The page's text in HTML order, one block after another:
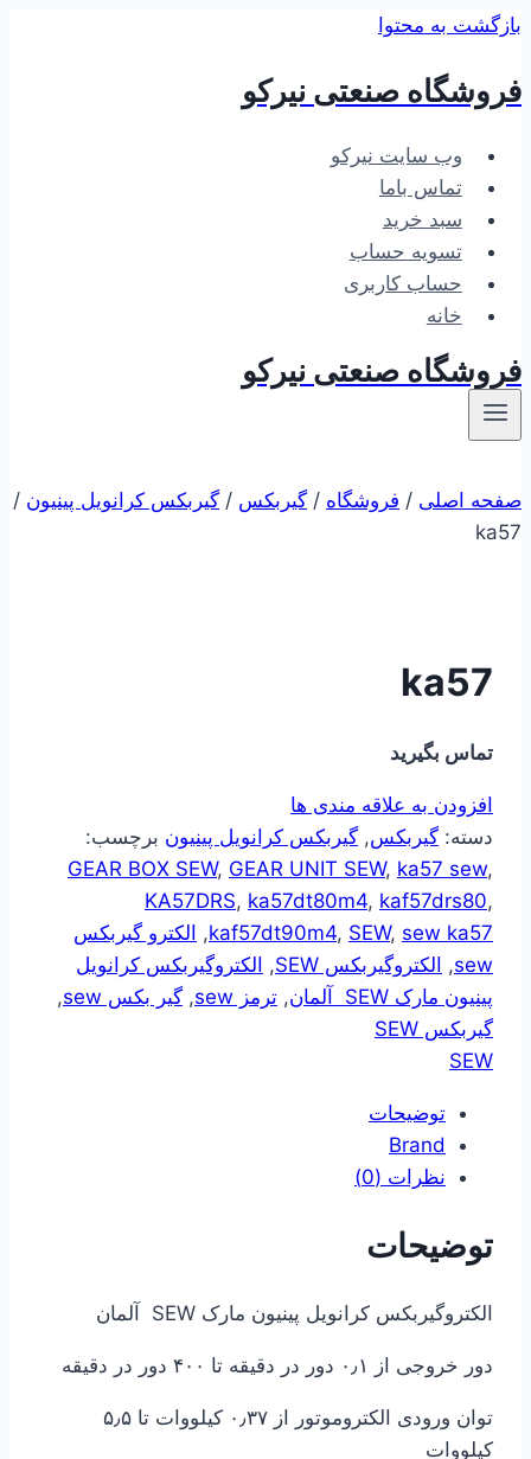
بازگشت به محتوا
فروشگاه صنعتی نیرکو
وب سایت نیرکو
تماس باما
سبد خرید
تسویه حساب
حساب کاربری
خانه
فروشگاه صنعتی نیرکو
صفحه اصلی / فروشگاه / گیربکس / گیربکس کرانویل پینیون /
ka57
ka57
تماس بگیرید
افزودن به علاقه مندی ها
دسته: گیربکس, گیربکس کرانویل پینیون برچسب:
GEAR BOX SEW, GEAR UNIT SEW, ka57 sew,
KA57DRS, ka57dt80m4, kaf57drs80,
kaf57dt90m4, SEW, sew ka57
, الکترو گیربکس
sew
, الکتروگیربکس SEW , الکتروگیربکس کرانویل
پینیون مارک SEW آلمان
, ترمز sew , گیر بکس sew
,
گیربکس SEW
SEW
توضیحات
Brand
نظرات (0)
توضیحات
الکتروگیربکس کرانویل پینیون مارک SEW آلمان
دور خروجی از ۰٫۱ دور در دقیقه تا ۴۰۰ دور در دقیقه
توان ورودی الکتروموتور از ۰٫۳۷ کیلووات تا ۵٫۵
کیلووات